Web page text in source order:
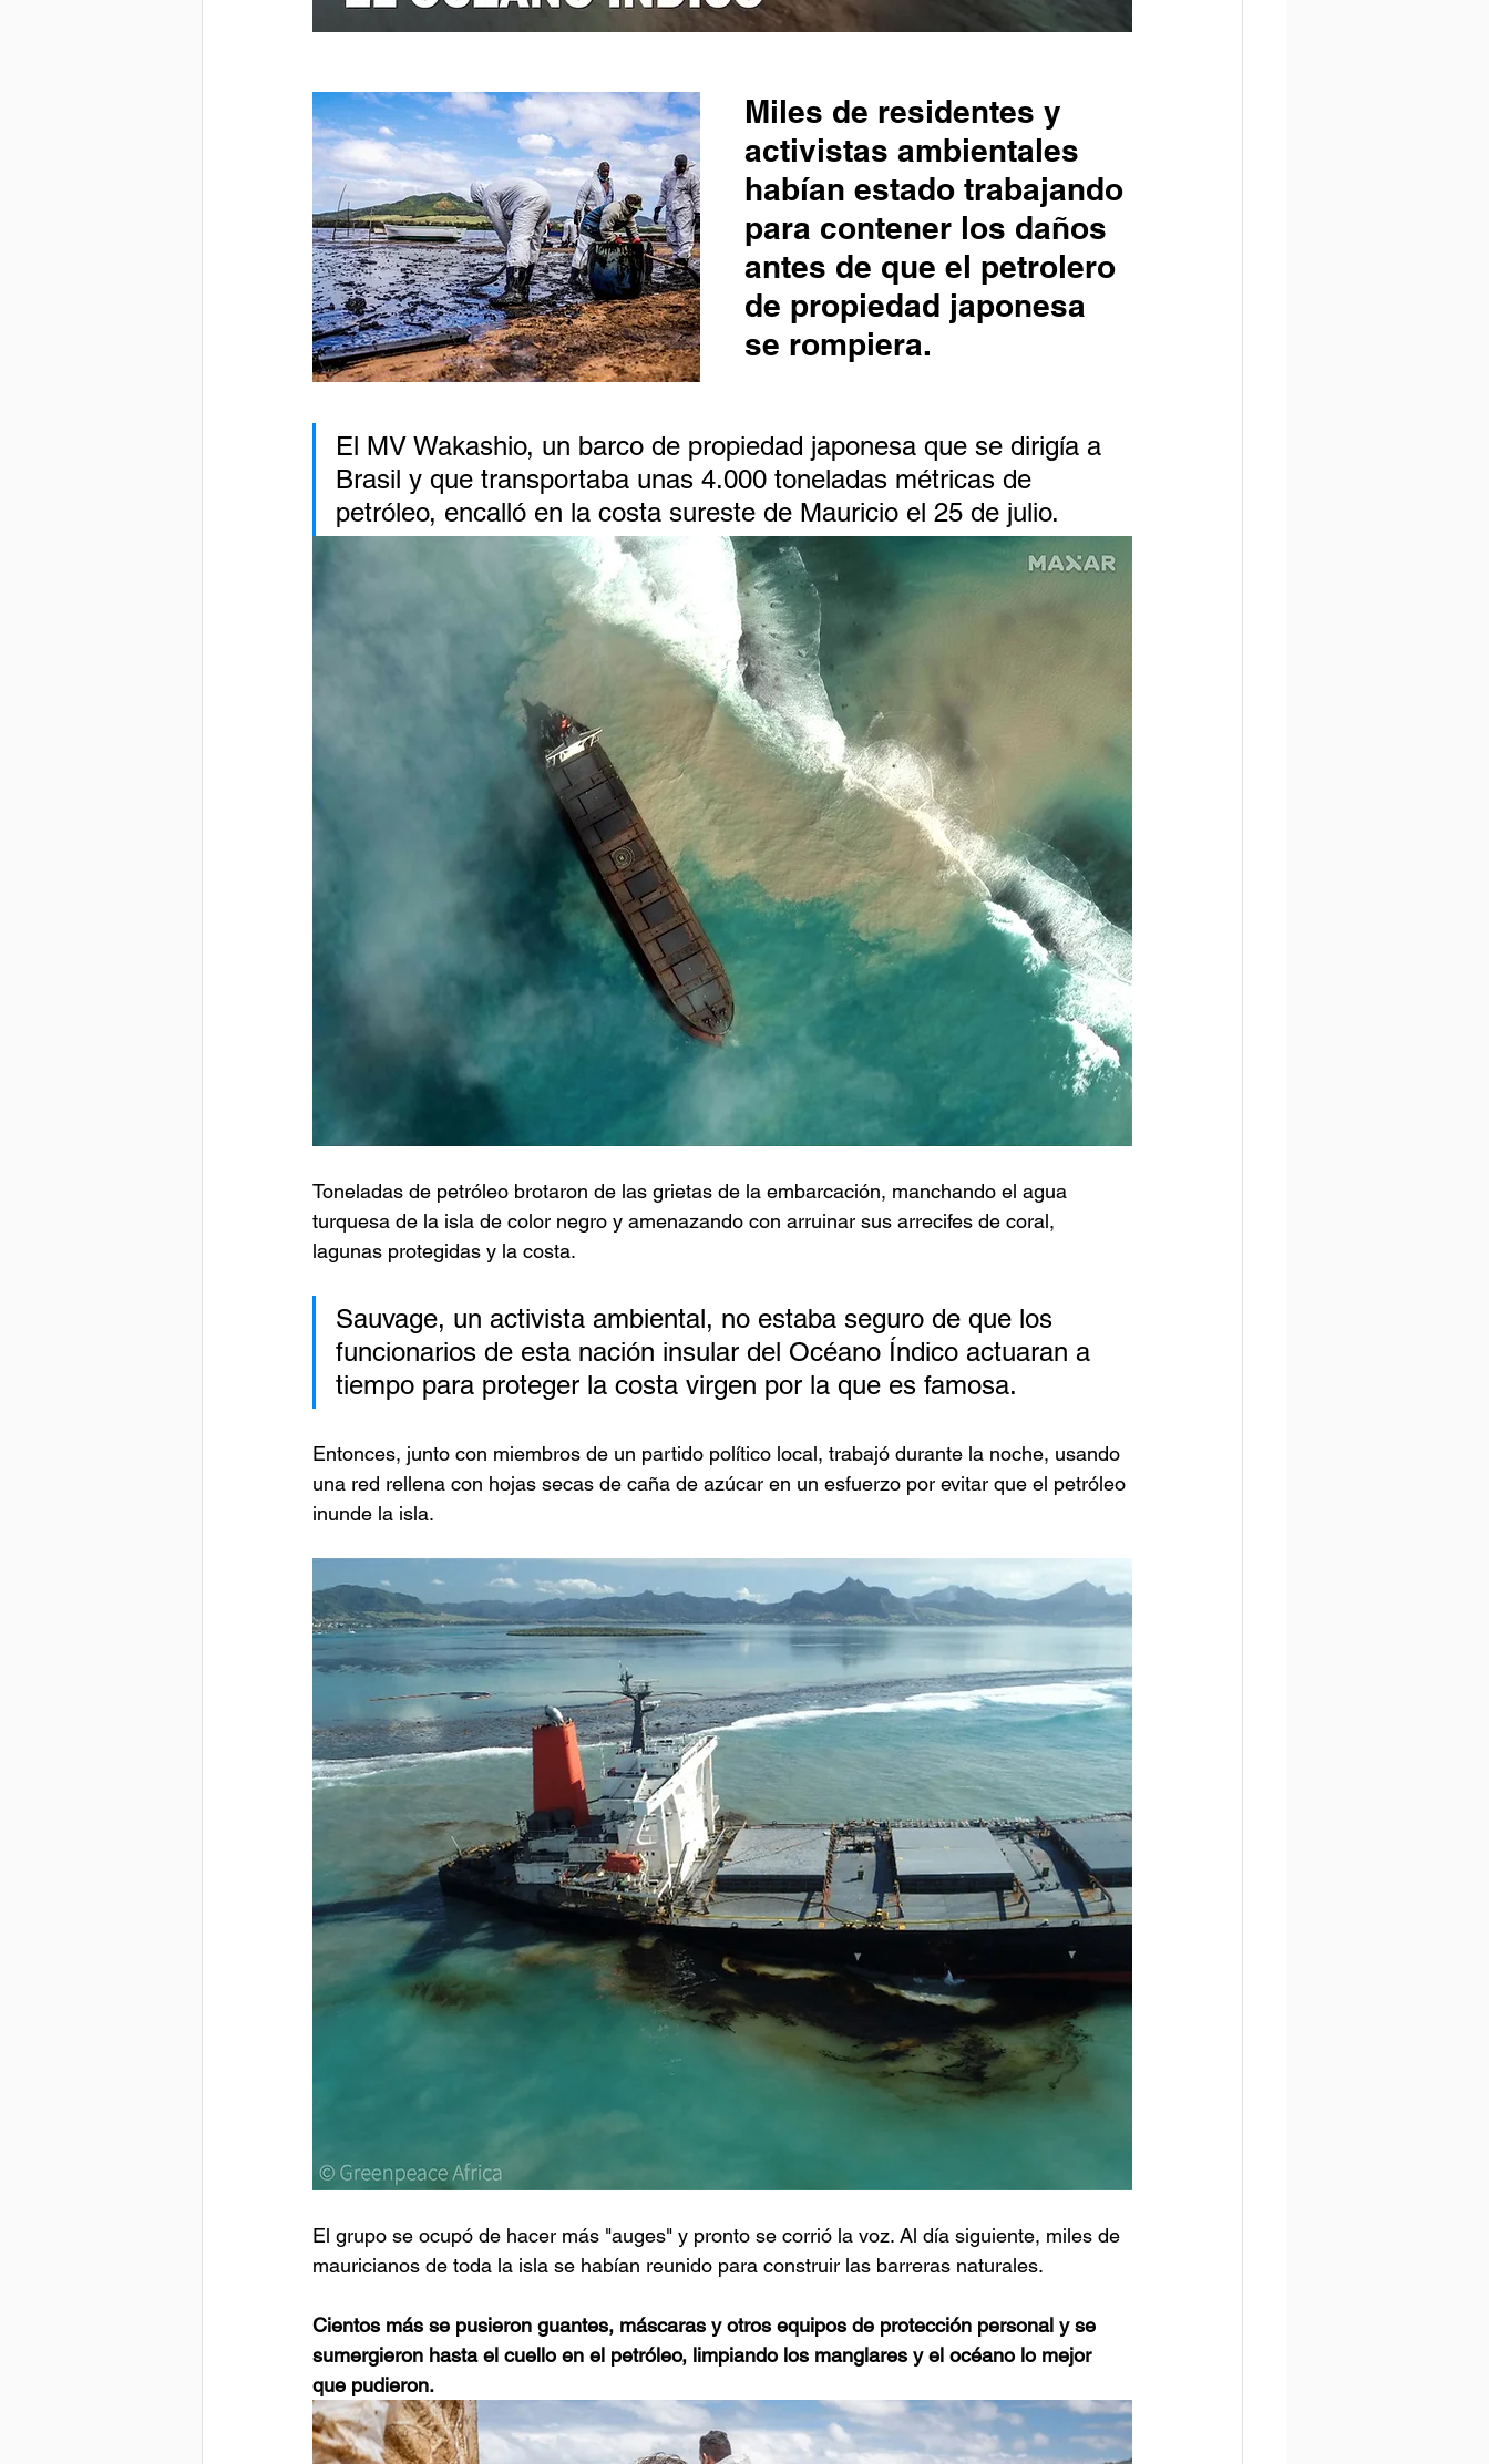
Miles de residentes y
activistas ambientales
habían estado trabajando
para contener los daños
antes de que el petrolero
de propiedad japonesa
se rompiera.
El MV Wakashio, un barco de propiedad japonesa que se dirigía a
Brasil y que transportaba unas 4.000 toneladas métricas de
petróleo, encalló en la costa sureste de Mauricio el 25 de julio.
Toneladas de petróleo brotaron de las grietas de la embarcación, manchando el agua
turquesa de la isla de color negro y amenazando con arruinar sus arrecifes de coral,
lagunas protegidas y la costa.
Sauvage, un activista ambiental, no estaba seguro de que los
funcionarios de esta nación insular del Océano Índico actuaran a
tiempo para proteger la costa virgen por la que es famosa.
Entonces, junto con miembros de un partido político local, trabajó durante la noche, usando
una red rellena con hojas secas de caña de azúcar en un esfuerzo por evitar que el petróleo
inunde la isla.
El grupo se ocupó de hacer más "auges" y pronto se corrió la voz. Al día siguiente, miles de
mauricianos de toda la isla se habían reunido para construir las barreras naturales.
Cientos más se pusieron guantes, máscaras y otros equipos de protección personal y se
sumergieron hasta el cuello en el petróleo, limpiando los manglares y el océano lo mejor
que pudieron.